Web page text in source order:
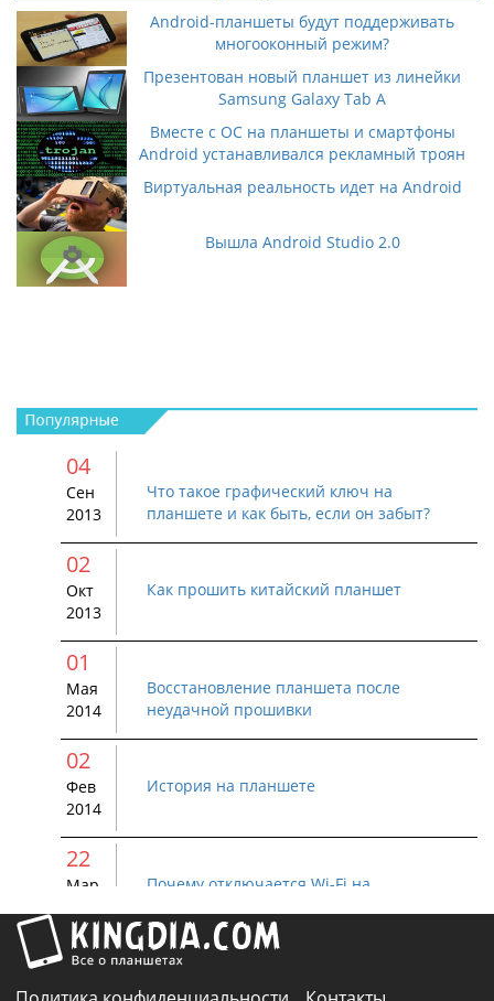
Android-планшеты будут поддерживать
многооконный режим?
Презентован новый планшет из линейки
Samsung Galaxy Tab A
Вместе с ОС на планшеты и смартфоны
Android устанавливался рекламный троян
Виртуальная реальность идет на Android
Вышла Android Studio 2.0
04
Сен
2013
Что такое графический ключ на
планшете и как быть, если он забыт?
02
Окт
2013
Как прошить китайский планшет
01
Мая
2014
Восстановление планшета после
неудачной прошивки
02
Фев
2014
История на планшете
22
Мар
Почему отключается Wi-Fi на
01